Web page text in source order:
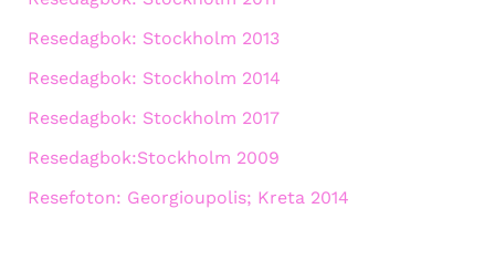
Resedagbok: Stockholm 2013
Resedagbok: Stockholm 2014
Resedagbok: Stockholm 2017
Resedagbok:Stockholm 2009
Resefoton: Georgioupolis; Kreta 2014